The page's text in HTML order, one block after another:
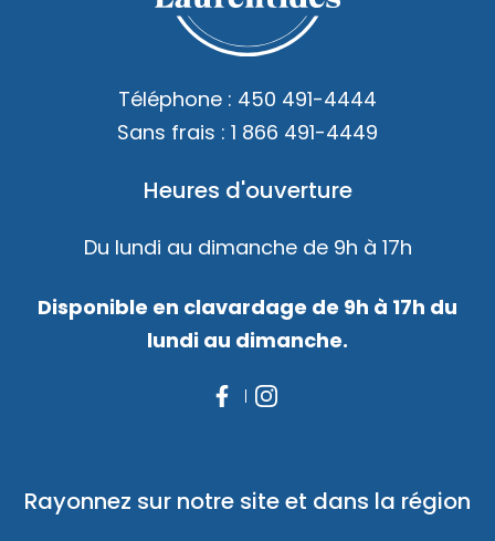
Téléphone : 450 491-4444
Sans frais : 1 866 491-4449
Heures d'ouverture
Du lundi au dimanche de 9h à 17h
Disponible en clavardage de 9h à 17h du
lundi au dimanche.
Rayonnez sur notre site et dans la région